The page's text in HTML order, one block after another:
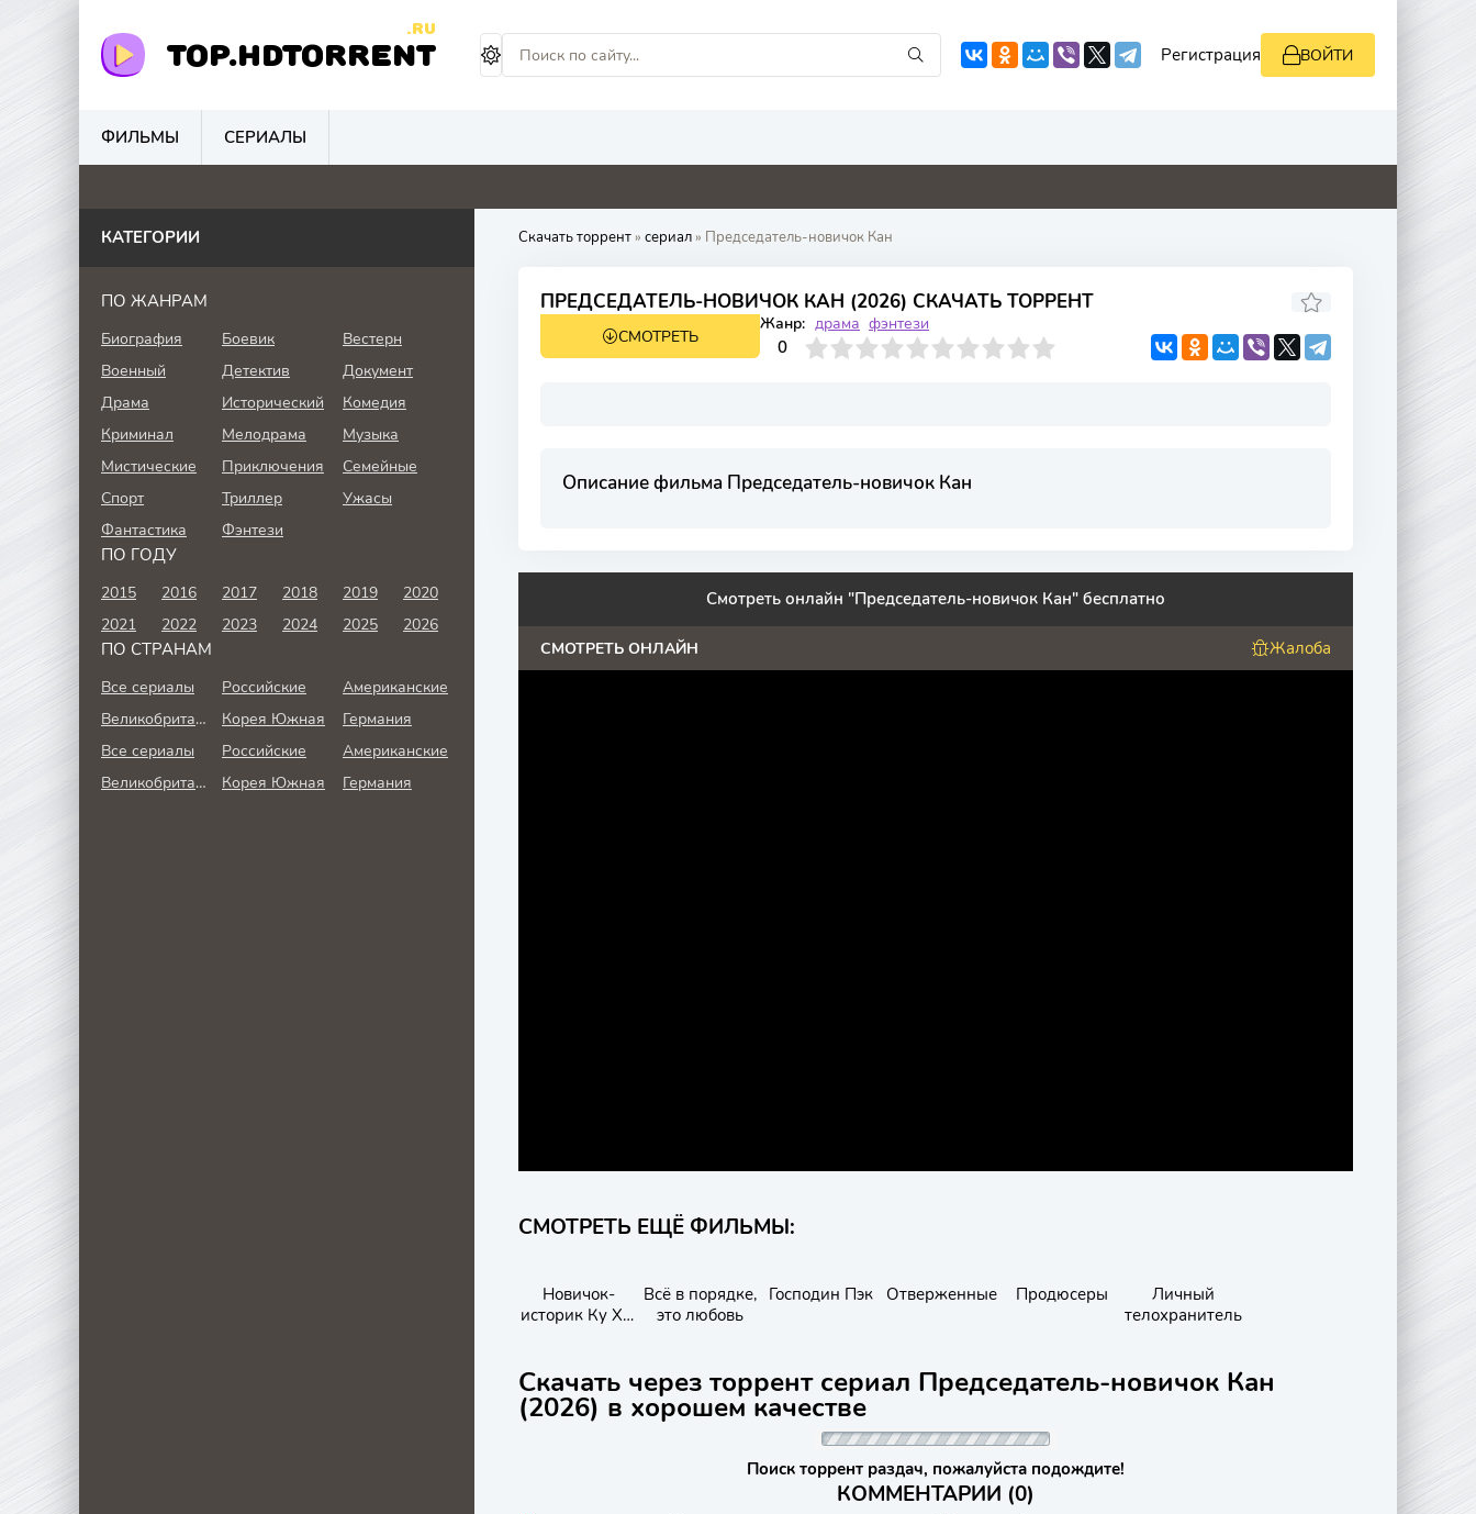
TOP.HDTORRENT
.RU
Регистрация ВОЙТИ
ФИЛЬМЫ СЕРИАЛЫ
0 0 0 0 0 0 0 5.3 8.8 5.5 4.1
Скачать торрент» сериал» Председатель-новичок Кан
ПРЕДСЕДАТЕЛЬ-НОВИЧОК КАН (2026) СКАЧАТЬ ТОРРЕНТ
1 сезон 2 серияСМОТРЕТЬ
Жанр: драма фэнтези
0
1 4 6 7 8 9 10
Описание фильма Председатель-новичок Кан
Смотреть онлайн "Председатель-новичок Кан" бесплатно
СМОТРЕТЬ ОНЛАЙН Жалоба
СМОТРЕТЬ ЕЩЁ ФИЛЬМЫ:
Новичок-
историк Ку Хэ-
Всё в порядке,
это любовь
Господин Пэк Отверженные Продюсеры
Личный
телохранитель
Скачать через торрент сериал Председатель-новичок Кан
(2026) в хорошем качестве
Поиск торрент раздач, пожалуйста подождите!
КОММЕНТАРИИ (0)
КАТЕГОРИИ
ПО ЖАНРАМ
Биография Боевик
Вестерн
Военный
Детектив
Документ
Драма
Исторический
Комедия
Криминал
Мелодрама
Музыка
Мистические
Приключения
Семейные
Спорт
Триллер
Ужасы
Фантастика
Фэнтези
ПО ГОДУ
2015 2016 2017 2018 2019
2020
2021
2022 2023 2024 2025 2026
ПО СТРАНАМ
Все сериалы Российские
Американские
Великобритания
Корея Южная
Германия
Все сериалы
Российские
Американские
Великобритания
Корея Южная Германия